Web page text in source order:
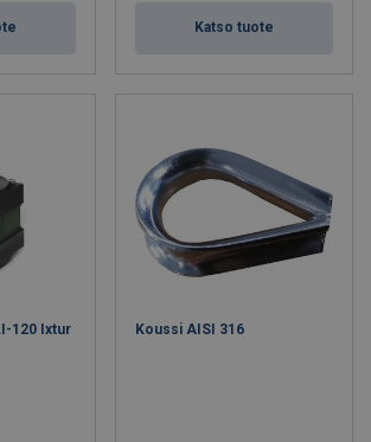
Katso tuote
120 Ixtur Koussi AISI 316